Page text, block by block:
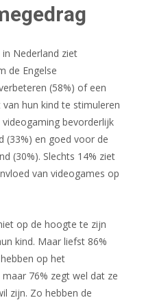
Nederland ziet
de Engelse
(58%) of een
hun kind te stimuleren
bevorderlijk
(33%) en goed voor de
(30%). Slechts 14% ziet
van videogames op
op de hoogte te zijn
kind. Maar liefst 86%
op het
76% zegt wel dat ze
zijn. Zo hebben de